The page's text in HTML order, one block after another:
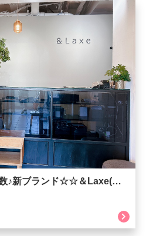
Newopenからご予約多数♪新ブランド☆☆＆Laxe(ラクス)☆☆